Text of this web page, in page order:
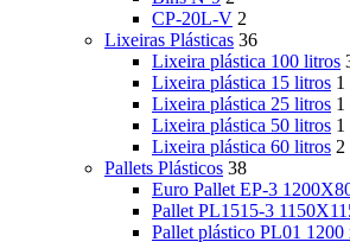
CP-20L-V 2
Lixeiras Plásticas 36
Lixeira plástica 100 litros
Lixeira plástica 15 litros 1
Lixeira plástica 25 litros 1
Lixeira plástica 50 litros 1
Lixeira plástica 60 litros 2
Pallets Plásticos 38
Euro Pallet EP-3
Pallet PL1515-3
Pallet plástico PL01 1200